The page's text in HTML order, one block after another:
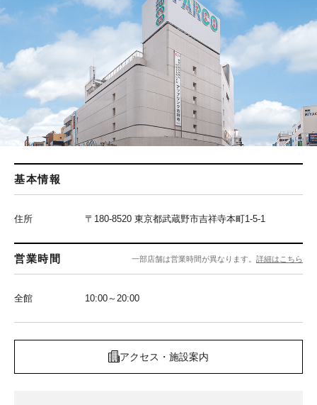
基本情報
住所 〒180-8520 東京都武蔵野市吉祥寺本町1-5-1
営業時間 一部店舗は営業時間が異なります。 詳細はこちら
全館 10:00～20:00
アクセス・施設案内